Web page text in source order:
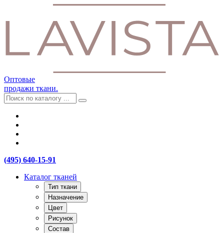
Оптовые
продажи ткани.
(495) 640-15-91
Каталог тканей
Тип ткани
Назначение
Цвет
Рисунок
Состав